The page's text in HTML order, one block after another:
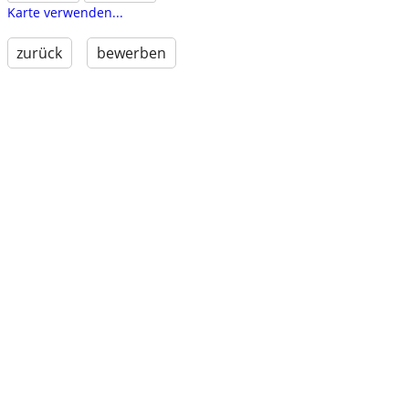
Karte verwenden...
zurück bewerben